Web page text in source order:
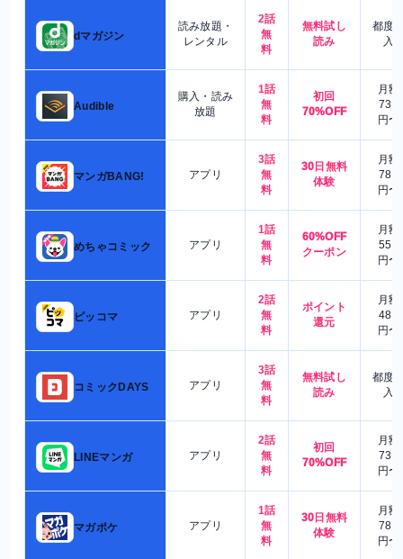
dマガジン
読み放題・
レンタル
2話
無
料
無料試し
読み
都度
入
Audible
購入・読み
放題
1話
無
料
初回
70%OFF
月額
730
円〜
マンガBANG! アプリ
3話
無
料
30日無料
体験
月額
780
円〜
めちゃコミック アプリ
1話
無
料
60%OFF
クーポン
月額
550
円〜
ピッコマ アプリ
2話
無
料
ポイント
還元
月額
480
円〜
コミックDAYS アプリ
3話
無
料
無料試し
読み
都度
入
LINEマンガ アプリ
2話
無
料
初回
70%OFF
月額
730
円〜
マガポケ アプリ
1話
無
料
30日無料
体験
月額
780
円〜